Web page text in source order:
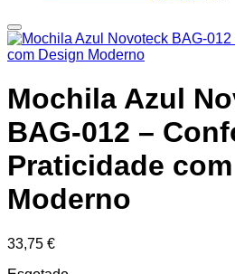
Mochila Azul
BAG-012 –
Praticidade
Moderno
33,75 €